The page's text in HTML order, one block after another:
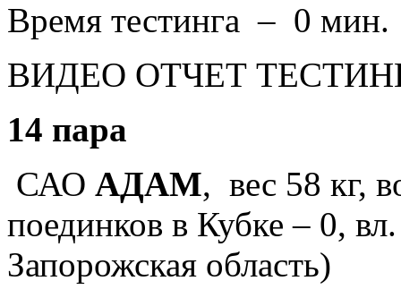
Время тестинга – 0
ВИДЕО ОТЧЕТ
14 пара
САО АДАМ, вес 58 кг,
поединков в Кубке – 0,
Запорожская область)